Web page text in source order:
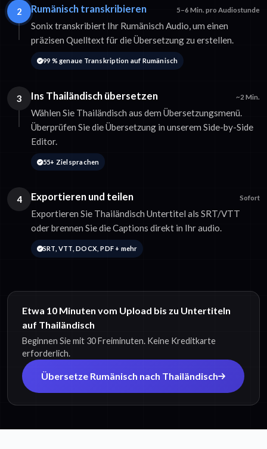
2 Rumänisch transkribieren 5–6 Min. pro Audiostunde
Sonix transkribiert Ihr Rumänisch Audio, um einen
präzisen Quelltext für die Übersetzung zu erstellen.
99 % genaue Transkription auf Rumänisch
3 Ins Thailändisch übersetzen ~2 Min.
Wählen Sie Thailändisch aus dem Übersetzungsmenü.
Überprüfen Sie die Übersetzung in unserem Side-by-Side
Editor.
55+ Zielsprachen
4 Exportieren und teilen Sofort
Exportieren Sie Thailändisch Untertitel als SRT/VTT
oder brennen Sie die Captions direkt in Ihr audio.
SRT, VTT, DOCX, PDF + mehr
Etwa 10 Minuten vom Upload bis zu Untertiteln
auf Thailändisch
Beginnen Sie mit 30 Freiminuten. Keine Kreditkarte
erforderlich.
Übersetze Rumänisch nach Thailändisch